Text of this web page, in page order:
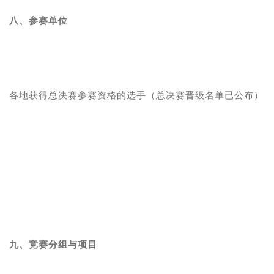
八、参赛单位
各地获得总决赛参赛资格的选手（总决赛晋级名单已公布）
九、竞赛分组与项目